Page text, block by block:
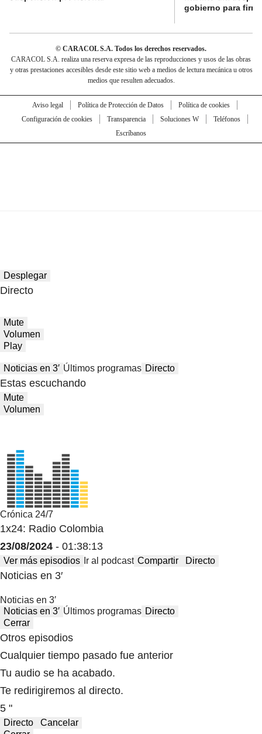
gobierno para
© CARACOL S.A. Todos los derechos reservados.
CARACOL S.A. realiza una reserva expresa de las reproducciones y usos de las obras
y otras prestaciones accesibles desde este sitio web a medios de lectura mecánica u otros
medios que resulten adecuados.
Aviso legal Política de Protección de Datos
Política de cookies
Configuración de cookies
Transparencia Soluciones W
Teléfonos
Escríbanos
Desplegar
Directo
Mute
Volumen
Play
Noticias en 3′ Últimos programas Directo
Estas escuchando
Mute
Volumen
Crónica 24/7
1x24: Radio Colombia
23/08/2024 - 01:38:13
Ver más episodios Ir al podcast Compartir Directo
Noticias en 3′
Noticias en 3′
Noticias en 3′ Últimos programas Directo
Cerrar
Otros episodios
Cualquier tiempo pasado fue anterior
Tu audio se ha acabado.
Te redirigiremos al directo.
5 "
Directo
Cancelar